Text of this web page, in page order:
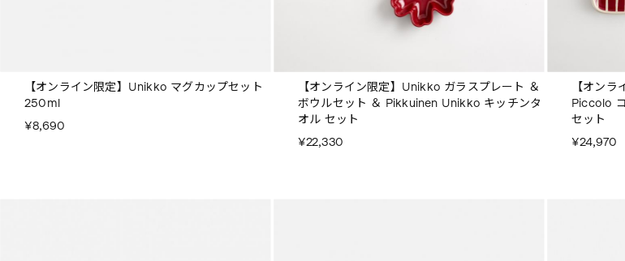
【オンライン限定】Unikko マグカップセット
250ml
¥8,690
【オンライン限定】Unikko ガラスプレート ＆
ボウルセット ＆ Pikkuinen Unikko キッチンタ
オル セット
¥22,330
【オン
Piccolo
セット
¥24,970